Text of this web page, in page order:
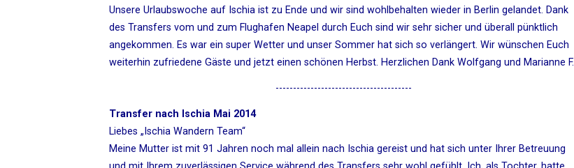
Unsere Urlaubswoche auf Ischia ist zu Ende und wir sind wohlbehalten wieder in Berlin gelandet. Dank
des Transfers vom und zum Flughafen Neapel durch Euch sind wir sehr sicher und überall pünktlich
angekommen. Es war ein super Wetter und unser Sommer hat sich so verlängert. Wir wünschen Euch
weiterhin zufriedene Gäste und jetzt einen schönen Herbst. Herzlichen Dank Wolfgang und Marianne F.
---------------------------------------
Transfer nach Ischia Mai 2014
Liebes „Ischia Wandern Team“
Meine Mutter ist mit 91 Jahren noch mal allein nach Ischia gereist und hat sich unter Ihrer Betreuung